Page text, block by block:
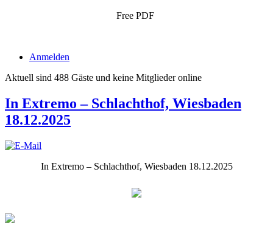
Free PDF
Anmelden
Aktuell sind 488 Gäste und keine Mitglieder online
In Extremo – Schlachthof, Wiesbaden
18.12.2025
In Extremo – Schlachthof, Wiesbaden 18.12.2025